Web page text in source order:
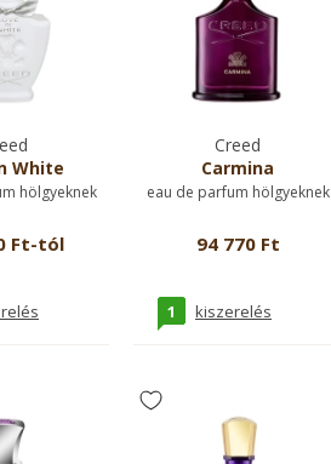
White
hölgyeknek
Ft-tól
Creed
Carmina
eau de parfum hölgyeknek
94 770 Ft
1 kiszerelés